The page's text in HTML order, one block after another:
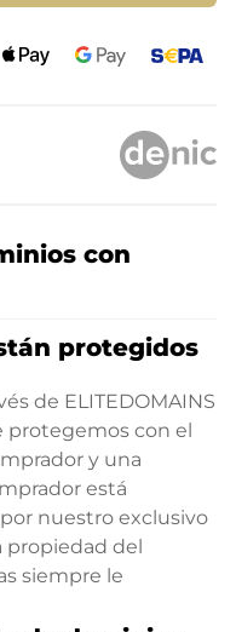
con
protegidos
de ELITEDOMAINS
protegemos con el
y una
está
nuestro exclusivo
propiedad del
siempre le